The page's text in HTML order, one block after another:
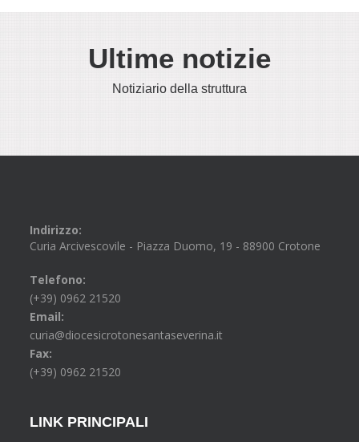
Ultime notizie
Notiziario della struttura
Indirizzo:
Curia Arcivescovile - Piazza Duomo, 19 - 88900 Crotone
Telefono:
(+39) 0962 21520
Email:
curia@diocesicrotonesantaseverina.it
Fax:
(+39) 0962 21520
LINK PRINCIPALI